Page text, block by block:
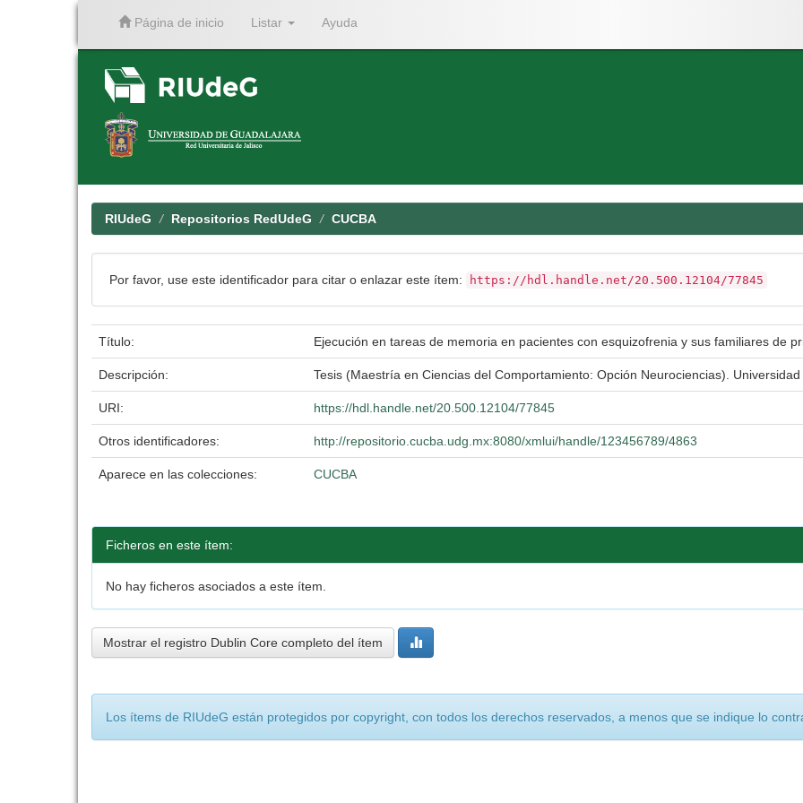
Página de inicio Listar Ayuda
RIUdeG Repositorios RedUdeG CUCBA
Por favor, use este identificador para citar o enlazar este ítem: https://hdl.handle.net/20.500.12104/77845
Título: Ejecución en tareas de memoria en pacientes con esquizofrenia y sus familiares de
Descripción: Tesis (Maestría en Ciencias del Comportamiento: Opción Neurociencias).
URI: https://hdl.handle.net/20.500.12104/77845
Otros identificadores: http://repositorio.cucba.udg.mx:8080/xmlui/handle/123456789/4863
Aparece en las colecciones: CUCBA
Ficheros en este ítem:
No hay ficheros asociados a este ítem.
Mostrar el registro Dublin Core completo del ítem
Los ítems de RIUdeG están protegidos por copyright, con todos los derechos reservados, a menos que se indique lo